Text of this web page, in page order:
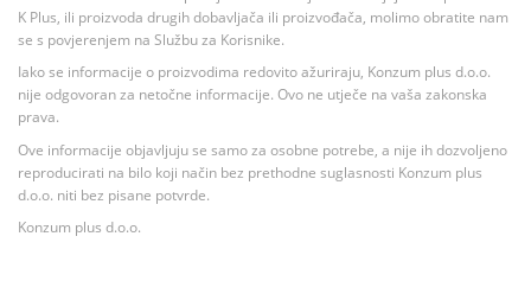
K Plus, ili proizvoda drugih dobavljača ili proizvođača, molimo obratite nam
se s povjerenjem na Službu za Korisnike.
Iako se informacije o proizvodima redovito ažuriraju, Konzum plus d.o.o.
nije odgovoran za netočne informacije. Ovo ne utječe na vaša zakonska
prava.
Ove informacije objavljuju se samo za osobne potrebe, a nije ih dozvoljeno
reproducirati na bilo koji način bez prethodne suglasnosti Konzum plus
d.o.o. niti bez pisane potvrde.
Konzum plus d.o.o.